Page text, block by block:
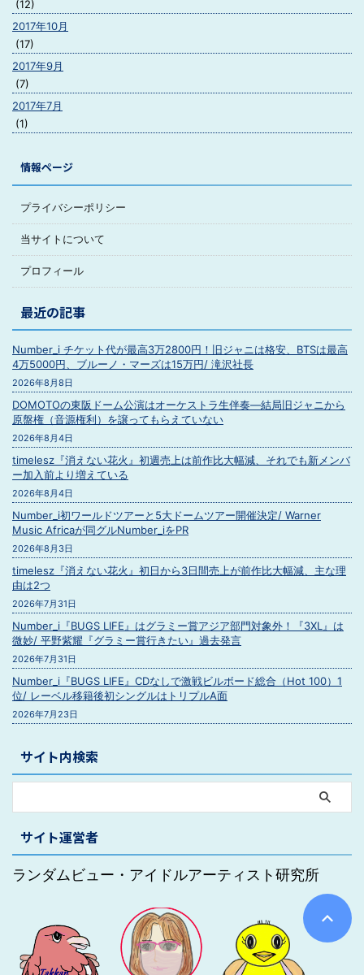
(12)
2017年10月
(17)
2017年9月
(7)
2017年7月
(1)
情報ページ
プライバシーポリシー
当サイトについて
プロフィール
最近の記事
Number_i チケット代が最高3万2800円！旧ジャニは格安、BTSは最高
4万5000円、ブルーノ・マーズは15万円/ 滝沢社長
2026年8月8日
DOMOTOの東阪ドーム公演はオーケストラ生伴奏―結局旧ジャニから
原盤権（音源権利）を譲ってもらえていない
2026年8月4日
timelesz『消えない花火』初週売上は前作比大幅減、それでも新メンバ
ー加入前より増えている
2026年8月4日
Number_i初ワールドツアーと5大ドームツアー開催決定/ Warner
Music Africaが同グルNumber_iをPR
2026年8月3日
timelesz『消えない花火』初日から3日間売上が前作比大幅減、主な理
由は2つ
2026年7月31日
Number_i『BUGS LIFE』はグラミー賞アジア部門対象外！『3XL』は
微妙/ 平野紫耀『グラミー賞行きたい』過去発言
2026年7月31日
Number_i『BUGS LIFE』CDなしで激戦ビルボード総合（Hot 100）1
位/ レーベル移籍後初シングルはトリプルA面
2026年7月23日
サイト内検索
サイト運営者
ランダムビュー・アイドルアーティスト研究所